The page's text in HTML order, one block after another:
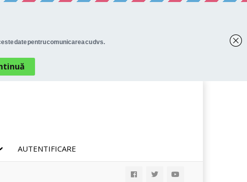
AUTENTIFICARE